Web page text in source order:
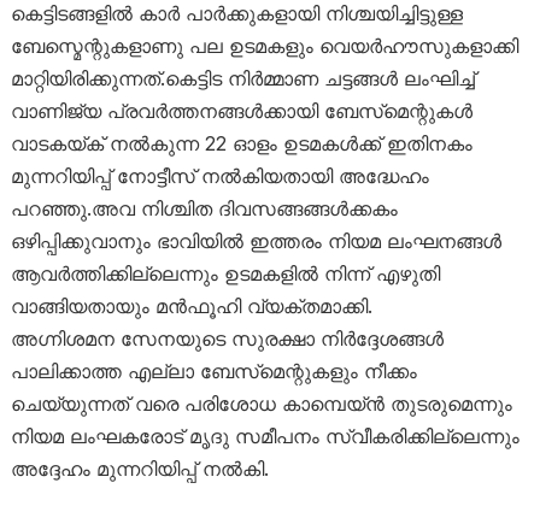
കെട്ടിടങ്ങളിൽ കാർ പാർക്കുകളായി നിശ്ചയിച്ചിട്ടുള്ള
ബേസ്മെന്റുകളാണു പല ഉടമകളും വെയർഹൗസുകളാക്കി
മാറ്റിയിരിക്കുന്നത്‌.കെട്ടിട നിർമ്മാണ ചട്ടങ്ങൾ ലംഘിച്ച്
വാണിജ്യ പ്രവർത്തനങ്ങൾക്കായി ബേസ്‌മെന്റുകൾ
വാടകയ്‌ക് നൽകുന്ന 22 ഓളം ഉടമകൾക്ക്‌ ഇതിനകം
മുന്നറിയിപ്പ്‌ നോട്ടീസ്‌ നൽകിയതായി അദ്ധേഹം
പറഞ്ഞു.അവ നിശ്ചിത ദിവസങ്ങങ്ങൾക്കകം
ഒഴിപ്പിക്കുവാനും ഭാവിയിൽ ഇത്തരം നിയമ ലംഘനങ്ങൾ
ആവർത്തിക്കില്ലെന്നും ഉടമകളിൽ നിന്ന് എഴുതി
വാങ്ങിയതായും മൻഫൂഹി വ്യക്തമാക്കി.
അഗ്നിശമന സേനയുടെ സുരക്ഷാ നിർദ്ദേശങ്ങൾ
പാലിക്കാത്ത എല്ലാ ബേസ്‌മെന്റുകളും നീക്കം
ചെയ്യുന്നത്‌ വരെ പരിശോധ കാമ്പെയ്‌ൻ തുടരുമെന്നും
നിയമ ലംഘകരോട്‌ മൃദു സമീപനം സ്വീകരിക്കില്ലെന്നും
അദ്ദേഹം മുന്നറിയിപ്പ്‌ നൽകി.